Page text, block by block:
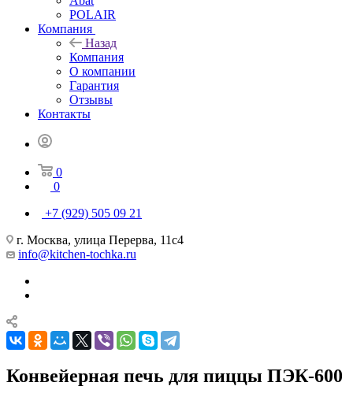
POLAIR
Компания
Назад
Компания
О компании
Гарантия
Отзывы
Контакты
0
0
+7 (929) 505 09 21
г. Москва, улица Перерва, 11с4
info@kitchen-tochka.ru
Конвейерная печь для пиццы ПЭК-600